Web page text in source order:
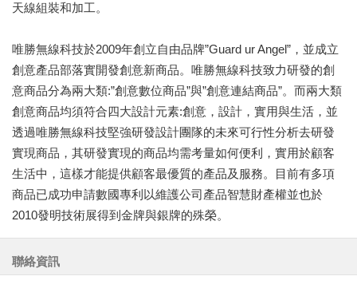
天線組裝和加工。
唯勝無線科技於2009年創立自由品牌”Guard ur Angel”，並成立
創意產品部落實開發創意新商品。唯勝無線科技致力研發的創
意商品分為兩大類:”創意數位商品”與”創意連結商品”。而兩大類
創意商品均須符合四大設計元素:創意，設計，實用與生活，並
透過唯勝無線科技堅強研發設計團隊的未來可行性分析去研發
實現商品，其研發實現的商品均需考量如何便利，實用於顧客
生活中，這樣才能提供顧客最優質的產品及服務。目前有多項
商品已成功申請數國專利以維護公司產品智慧財產權並也於
2010發明技術展得到金牌與銀牌的殊榮。
聯絡資訊